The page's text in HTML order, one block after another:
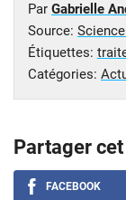
Par Gabrielle
Source:
Étiquettes:
Catégories:
Partager
FACEBOOK